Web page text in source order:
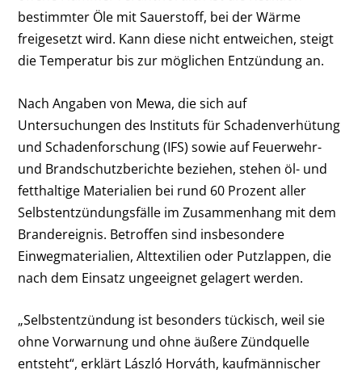
bestimmter Öle mit Sauerstoff, bei der Wärme
freigesetzt wird. Kann diese nicht entweichen, steigt
die Temperatur bis zur möglichen Entzündung an.
Nach Angaben von Mewa, die sich auf
Untersuchungen des Instituts für Schadenverhütung
und Schadenforschung (IFS) sowie auf Feuerwehr-
und Brandschutzberichte beziehen, stehen öl- und
fetthaltige Materialien bei rund 60 Prozent aller
Selbstentzündungsfälle im Zusammenhang mit dem
Brandereignis. Betroffen sind insbesondere
Einwegmaterialien, Alttextilien oder Putzlappen, die
nach dem Einsatz ungeeignet gelagert werden.
„Selbstentzündung ist besonders tückisch, weil sie
ohne Vorwarnung und ohne äußere Zündquelle
entsteht“, erklärt László Horváth, kaufmännischer